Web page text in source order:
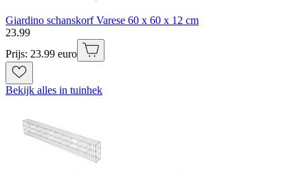
Giardino schanskorf Varese 60 x 60 x 12 cm
23.99
Prijs: 23.99 euro
Bekijk alles in tuinhek